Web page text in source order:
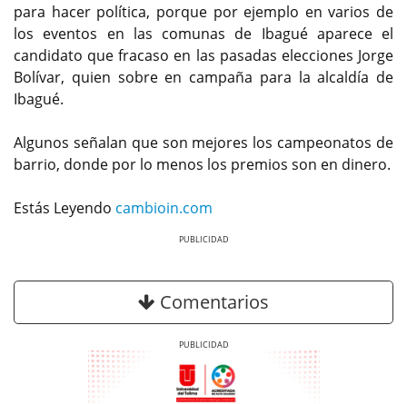
para hacer política, porque por ejemplo en varios de
los eventos en las comunas de Ibagué aparece el
candidato que fracaso en las pasadas elecciones Jorge
Bolívar, quien sobre en campaña para la alcaldía de
Ibagué.
Algunos señalan que son mejores los campeonatos de
barrio, donde por lo menos los premios son en dinero.
Estás Leyendo cambioin.com
Comentarios